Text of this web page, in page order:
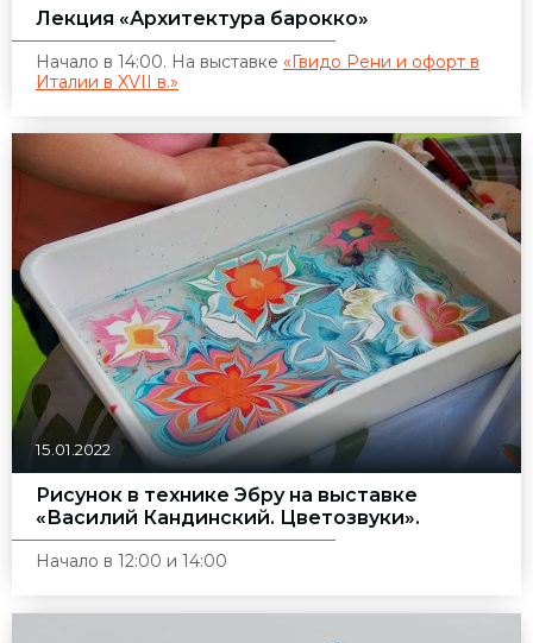
Лекция «Архитектура барокко»
Начало в 14:00. На выставке «Гвидо Рени и офорт в
Италии в XVII в.»
15.01.2022
Рисунок в технике Эбру на выставке
«Василий Кандинский. Цветозвуки».
Начало в 12:00 и 14:00